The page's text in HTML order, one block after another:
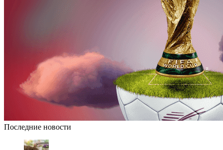
Последние новости